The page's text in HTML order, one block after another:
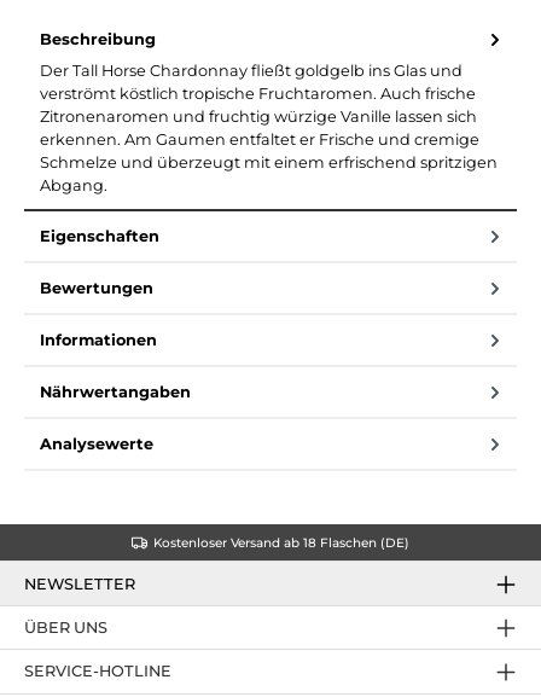
Beschreibung
Der Tall Horse Chardonnay fließt goldgelb ins Glas und
verströmt köstlich tropische Fruchtaromen. Auch frische
Zitronenaromen und fruchtig würzige Vanille lassen sich
erkennen. Am Gaumen entfaltet er Frische und cremige
Schmelze und überzeugt mit einem erfrischend spritzigen
Abgang.
Eigenschaften
Bewertungen
Informationen
Nährwertangaben
Analysewerte
Kostenloser Versand ab 18 Flaschen (DE)
NEWSLETTER
SERVICE-HOTLINE
ÜBER UNS